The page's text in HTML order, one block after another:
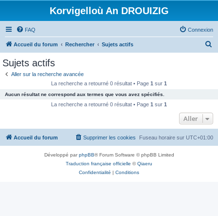
Korvigelloù An DROUIZIG
FAQ Connexion
Accueil du forum Rechercher Sujets actifs
c
e
Sujets actifs
Aller sur la recherche avancée
La recherche a retourné 0 résultat • Page 1 sur 1
Aucun résultat ne correspond aux termes que vous avez spécifiés.
La recherche a retourné 0 résultat • Page 1 sur 1
Aller
Accueil du forum Fuseau horaire sur UTC+01:00
Supprimer les cookies
Développé parphpBB® Forum Software © phpBB Limited
Traduction française officielle ©Qiaeru
Confidentialité | Conditions